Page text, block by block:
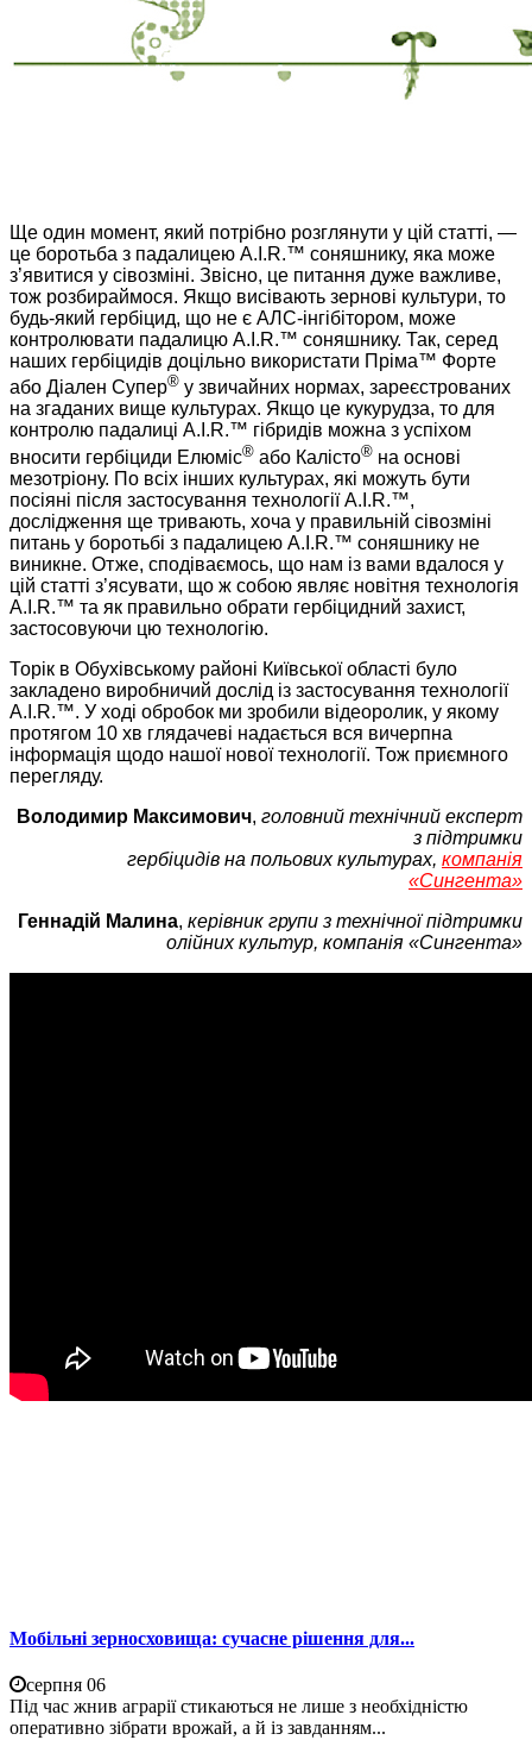
Ще один момент, який потрібно розглянути у цій статті, —
це боротьба з падалицею A.I.R.™ соняшнику, яка може
з’явитися у сівозміні. Звісно, це питання дуже важливе,
тож розбираймося. Якщо висівають зернові культури, то
будь-який гербіцид, що не є АЛС-інгібітором, може
контролювати падалицю A.I.R.™ соняшнику. Так, серед
наших гербіцидів доцільно використати Пріма™ Форте
або Діален Супер® у звичайних нормах, зареєстрованих
на згаданих вище культурах. Якщо це кукурудза, то для
контролю падалиці A.I.R.™ гібридів можна з успіхом
вносити гербіциди Елюміс® або Калісто® на основі
мезотріону. По всіх інших культурах, які можуть бути
посіяні після застосування технології A.I.R.™,
дослідження ще тривають, хоча у правильній сівозміні
питань у боротьбі з падалицею A.I.R.™ соняшнику не
виникне. Отже, сподіваємось, що нам із вами вдалося у
цій статті з’ясувати, що ж собою являє новітня технологія
A.I.R.™ та як правильно обрати гербіцидний захист,
застосовуючи цю технологію.
Торік в Обухівському районі Київської області було
закладено виробничий дослід із застосування технології
A.I.R.™. У ході обробок ми зробили відеоролик, у якому
протягом 10 хв глядачеві надається вся вичерпна
інформація щодо нашої нової технології. Тож приємного
перегляду.
Володимир Максимович, головний технічний експерт
з підтримки
гербіцидів на польових культурах, компанія
«Сингента»
Геннадій Малина, керівник групи з технічної підтримки
олійних культур, компанія «Сингента»
Мобільні зерносховища: сучасне рішення для...
серпня 06
Під час жнив аграрії стикаються не лише з необхідністю
оперативно зібрати врожай, а й із завданням...